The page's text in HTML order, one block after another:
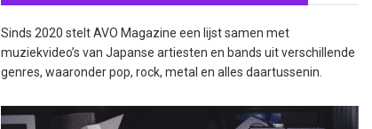
Sinds 2020 stelt AVO Magazine een lijst samen met
muziekvideo’s van Japanse artiesten en bands uit verschillende
genres, waaronder pop, rock, metal en alles daartussenin.